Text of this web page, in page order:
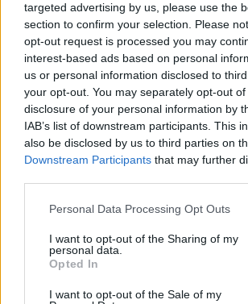
targeted advertising by us, please use the
section to confirm your selection. Please
opt-out request is processed you may
interest-based ads based on personal
us or personal information disclosed to
your opt-out. You may separately opt-out
disclosure of your personal information by
IAB’s list of downstream participants. This
also be disclosed by us to third parties on
Downstream Participants that may further
Please note that this website/app uses one
not limited to your visit or usage behaviour.
grant or deny consent to Google and its
use your data for below specified purposes
consent section.
Personal Data Processing Opt Outs
I want to opt-out of the Sharing of my
personal data.
Opted In
I want to opt-out of the Sale of my
Győr, Mosonmagyaróvár | A VOSZ
díjat adott a Hospice-Segítő Kéz
vezetőjének. A díjon túl a szervezet
buzdítja tagjait és minden, hozzájuk
2023. február 10. 18:00